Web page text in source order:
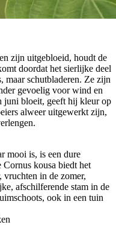
zijn uitgebloeid, houdt de
doordat het sierlijke deel
maar schutbladeren. Ze zijn
gevoelig voor wind en
juni bloeit, geeft hij kleur op
alweer uitgewerkt zijn,
mooi is, is een dure
kousa biedt het
vruchten in de zomer,
afschilferende stam in de
ook in een tuin